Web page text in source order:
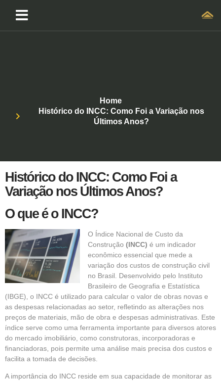
Home
Histórico do INCC: Como Foi a Variação nos
Últimos Anos?
Histórico do INCC: Como Foi a
Variação nos Últimos Anos?
O que é o INCC?
O Índice Nacional de Custo da
Construção (INCC) é um indicador
econômico essencial que mede a
variação dos custos de construção civil
no Brasil.
Desenvolvido pelo Instituto
Brasileiro de Geografia e Estatística
(IBGE), o INCC é utilizado para calcular o valor de obras novas e
as despesas relacionadas ao setor, refletindo as alterações nos
preços de materiais, mão de obra e despesas administrativas. Este
índice serve como uma ferramenta importante para diversos atores
do mercado imobiliário, como construtoras, incorporadoras e
financiadoras, pois permite uma análise mais precisa dos custos e
facilita a tomada de decisões.
A importância do INCC reside em sua capacidade de monitorar as